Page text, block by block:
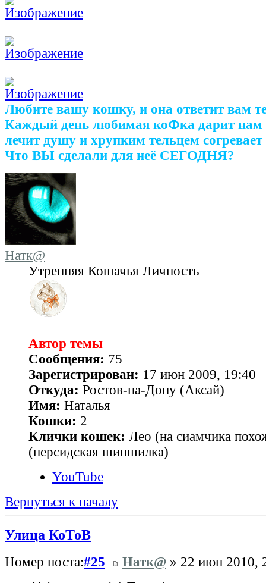
Любите вашу кошку, и она ответит вам
Каждый день любимая коФка дарит нам
лечит душу и хрупким тельцем согревает
Что ВЫ сделали для неё СЕГОДНЯ?
Натк@
Утренняя Кошачья Личность
Автор темы
Сообщения: 75
Зарегистрирован: 17 июн 2009, 19:40
Откуда: Ростов-на-Дону (Аксай)
Имя: Наталья
Кошки: 2
Клички кошек: Лео (на сиамчика
(персидская шиншилка)
YouTube
Вернуться к началу
Улица КоТоВ
Номер поста:#25 Натк@ » 22 июн 2010,